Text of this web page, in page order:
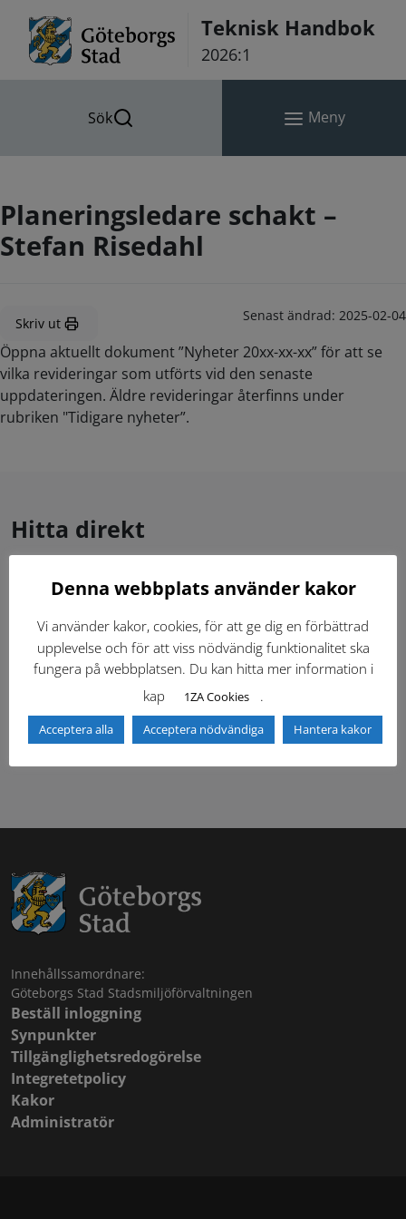
Teknisk Handbok
2026:1
Sök Meny
Planeringsledare schakt –
Stefan Risedahl
Skriv ut Senast ändrad: 2025-02-04
Öppna aktuellt dokument ”Nyheter 20xx-xx-xx” för att se
vilka revideringar som utförts vid den senaste
uppdateringen. Äldre revideringar återfinns under
rubriken "Tidigare nyheter”.
Hitta direkt
Gällande standardritningar (Dwg och pdf)
Dokumentbibliotek Kontaktlista
Tidigare versioner
Säkerhetsordningen
Innehållssamordnare:
Göteborgs Stad Stadsmiljöförvaltningen
Beställ inloggning
Synpunkter
Tillgänglighetsredogörelse
Integretetpolicy
Kakor
Administratör
Denna webbplats använder kakor
Vi använder kakor, cookies, för att ge dig en förbättrad
upplevelse och för att viss nödvändig funktionalitet ska
fungera på webbplatsen. Du kan hitta mer information i
kap
1ZA Cookies .
Acceptera alla Acceptera nödvändiga Hantera kakor